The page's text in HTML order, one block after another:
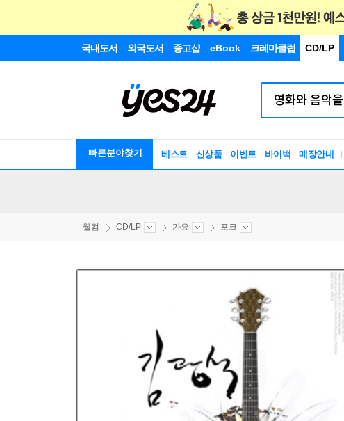
국내도서 외국도서 중고샵 eBook 크레마클럽 CD/LP
빠른분야찾기 베스트 신상품 이벤트 바이백 매장안내
웰컴 CD/LP 가요 포크